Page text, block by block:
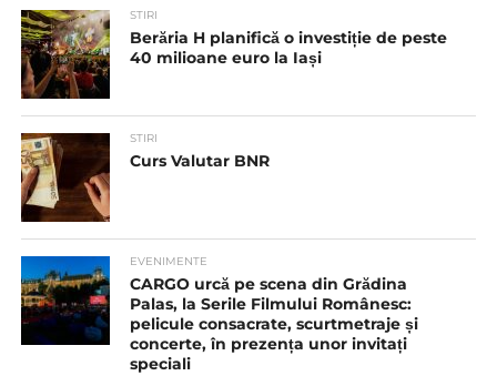
STIRI
Berăria H planifică o investiție de peste
40 milioane euro la Iași
STIRI
Curs Valutar BNR
EVENIMENTE
CARGO urcă pe scena din Grădina
Palas, la Serile Filmului Românesc:
pelicule consacrate, scurtmetraje și
concerte, în prezența unor invitați
speciali